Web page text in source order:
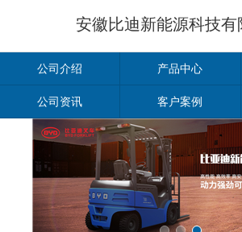
安徽比迪新能源科技有
公司介绍 产品中心
公司资讯 客户案例